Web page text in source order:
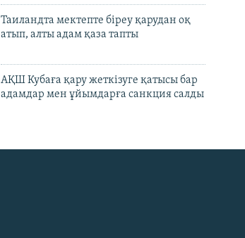
Таиландта мектепте біреу қарудан оқ
атып, алты адам қаза тапты
АҚШ Кубаға қару жеткізуге қатысы бар
адамдар мен ұйымдарға санкция салды